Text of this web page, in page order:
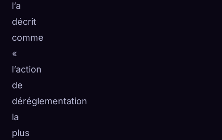
l’a
décrit
comme
«
l’action
de
déréglementation
la
plus